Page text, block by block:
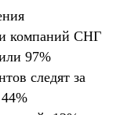
компаний СНГ
97%
следят за